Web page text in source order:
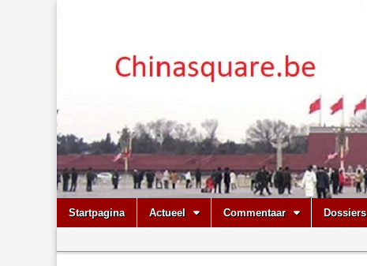
Chinasquare.be
Main
menu
Skip
Startpagina Actueel Commentaar Dossiers
menu